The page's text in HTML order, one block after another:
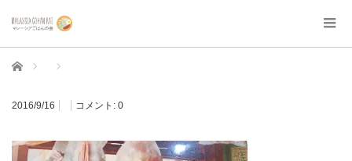
ホーム
2016/9/16 コメント: 0